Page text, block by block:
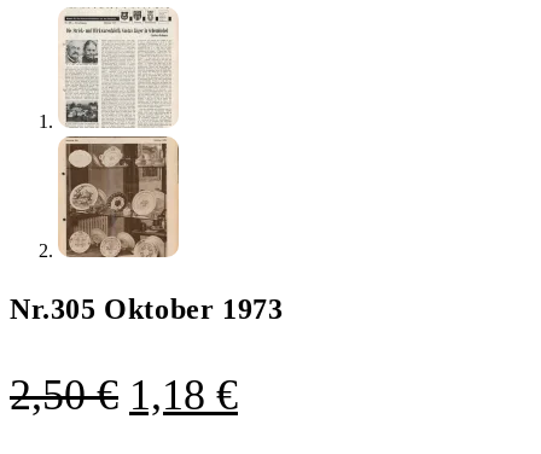
Nr.305 Oktober 1973
2,50€ Ursprünglicher
1,18 €Aktueller